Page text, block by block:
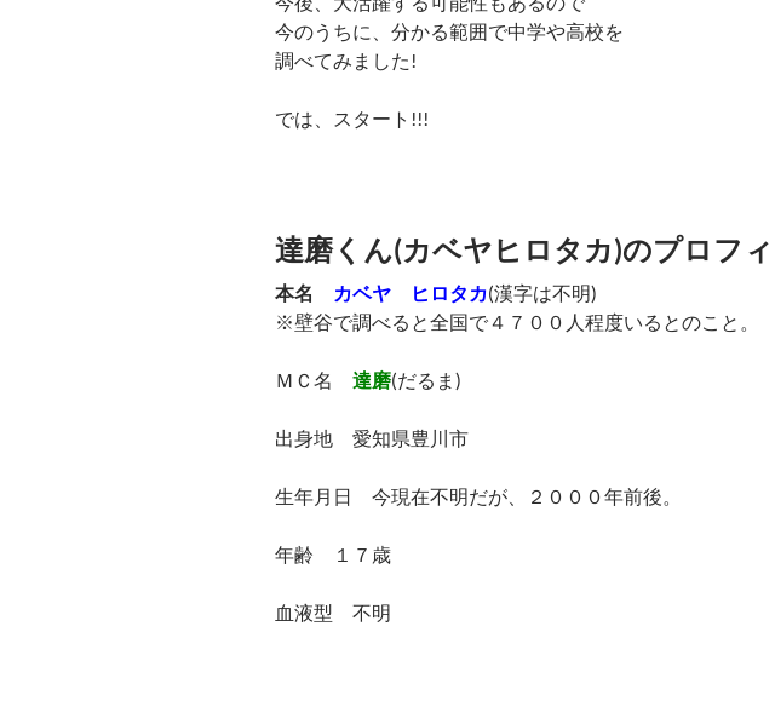
今のうちに、分かる範囲で中学や高校を
調べてみました!
では、スタート!!!
達磨くん(カベヤヒロタカ)のプロフ
本名 カベヤ ヒロタカ(漢字は不明)
※壁谷で調べると全国で４７００人程度いるとのこと。
ＭＣ名 達磨(だるま)
出身地 愛知県豊川市
生年月日 今現在不明だが、２０００年前後。
年齢 １７歳
血液型 不明